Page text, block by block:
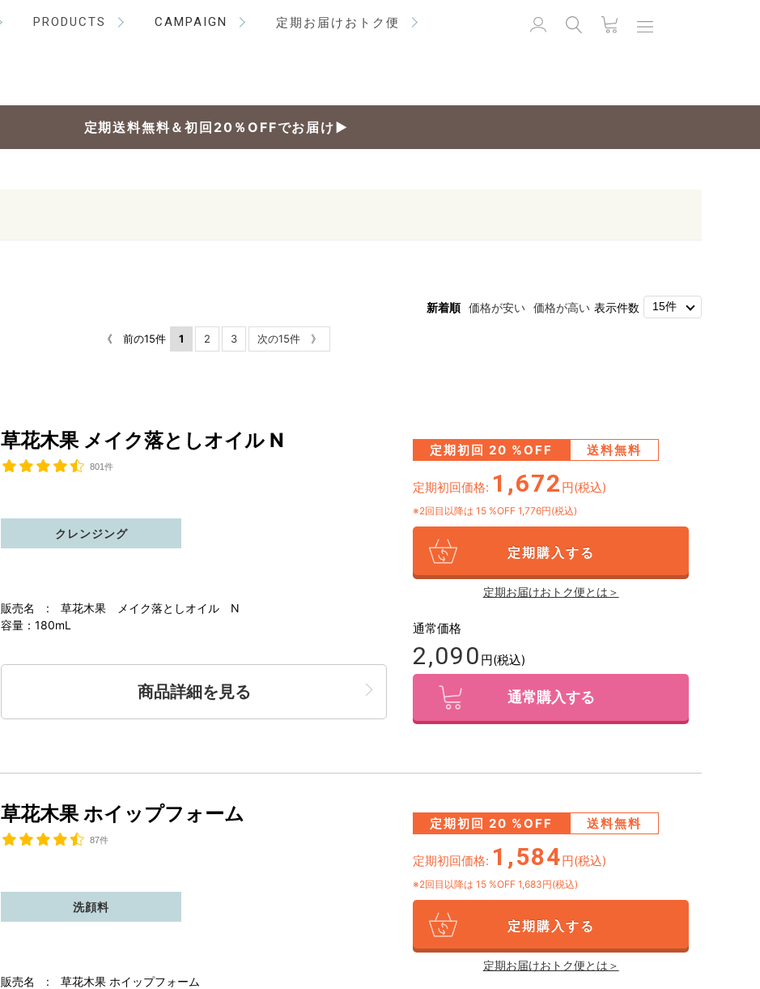
PRODUCTS CAMPAIGN 定期お届けおトク便
定期送料無料＆初回20％OFFでお届け▶
新着順 価格が安い 価格が高い 表示件数
《 前の15件 1 2 3 次の15件 》
草花木果 メイク落としオイル N
801件
販売名 : 草花木果 メイク落としオイル N
容量：180mL
クレンジング
商品詳細を見る
定期初回 20 %OFF 送料無料
定期初回価格: 1,672 円(税込)
※2回目以降は 15 %OFF 1,776円(税込)
定期購入する
定期お届けおトク便とは＞
通常価格
2,090 円(税込)
通常購入する
草花木果 ホイップフォーム
87件
販売名 : 草花木果 ホイップフォーム
洗顔料
定期初回 20 %OFF 送料無料
定期初回価格: 1,584円(税込)
※2回目以降は 15 %OFF 1,683円(税込)
定期購入する
定期お届けおトク便とは＞